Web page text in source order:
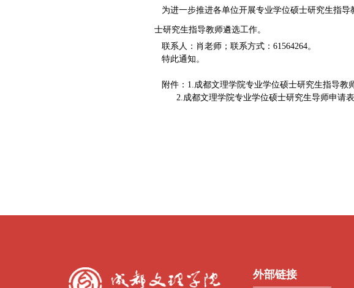
为进一步推进各单位开展专业学位硕士研究生指
士研究生指导教师遴选工作。
联系人：肖老师；联系方式：61564264。
特此通知。
附件：1.成都文理学院专业学位硕士研究生指导教
2.成都文理学院专业学位硕士研究生导师申请
外部链接